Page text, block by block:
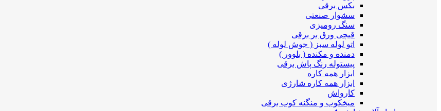
بکس برقی
سشوار صنعتی
سنگ رومیزی
قیچی ورق بر برقی
اتو لوله سبز ( جوش لوله )
دمنده و مکنده ( بلوور )
پیستوله رنگ پاش برقی
ابزار همه کاره
ابزار همه کاره شارژی
کارواش
میخکوب و منگنه کوب برقی